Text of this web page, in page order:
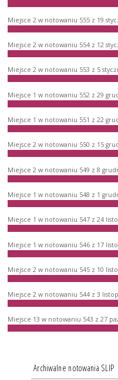
Miejsce 2 w notowaniu 555 z 19
Miejsce 2 w notowaniu 554 z 12
Miejsce 2 w notowaniu 553 z 5
Miejsce 1 w notowaniu 552 z 29
Miejsce 1 w notowaniu 551 z 22
Miejsce 2 w notowaniu 550 z 15
Miejsce 2 w notowaniu 549 z 8
Miejsce 1 w notowaniu 548 z 1
Miejsce 1 w notowaniu 547 z 24
Miejsce 1 w notowaniu 546 z 17
Miejsce 2 w notowaniu 545 z 10
Miejsce 2 w notowaniu 544 z 3
Miejsce 13 w notowaniu 543 z 27
Archiwalne notowania SLIP